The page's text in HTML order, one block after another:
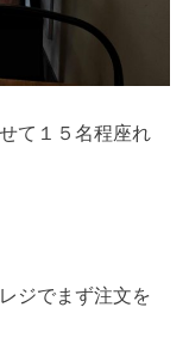
て１５名程座れ
ジでまず注文を